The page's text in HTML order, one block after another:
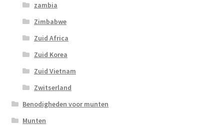
zambia
Zimbabwe
Zuid Africa
Zuid Korea
Zuid Vietnam
Zwitserland
Benodigheden voor munten
Munten